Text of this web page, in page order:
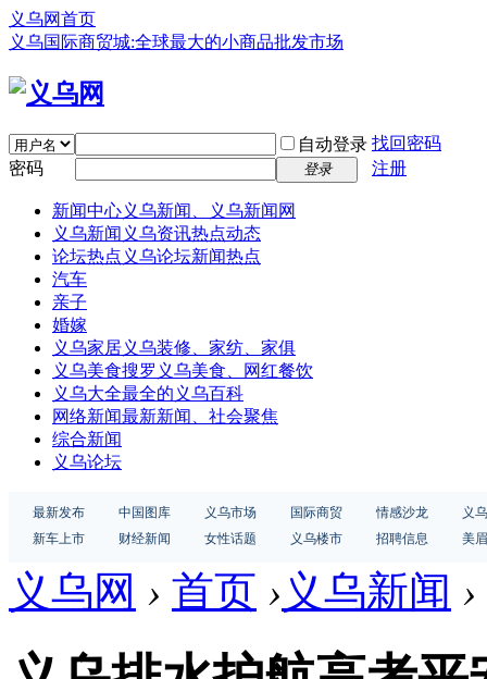
义乌网首页
义乌国际商贸城:全球最大的小商品批发市场
自动登录 找回密码
密码
登录 注册
新闻中心义乌新闻、义乌新闻网
义乌新闻 义乌资讯热点动态
论坛热点 义乌论坛新闻热点
汽车
亲子
婚嫁
义乌家居义乌装修、家纺、家俱
义乌美食搜罗义乌美食、网红餐饮
义乌大全最全的义乌百科
网络新闻最新新闻、社会聚焦
综合新闻
义乌论坛
最新发布 中国图库 义乌市场 国际商贸 情感沙龙
义
新车上市
财经新闻 女性话题 义乌楼市 招聘信息 美
义乌网 › 首页 › 义乌新闻 ›